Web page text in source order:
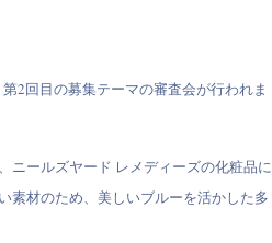
2回目の募集テーマの審査会が行われま
ニールズヤード レメディーズの化粧品に
素材のため、美しいブルーを活かした多